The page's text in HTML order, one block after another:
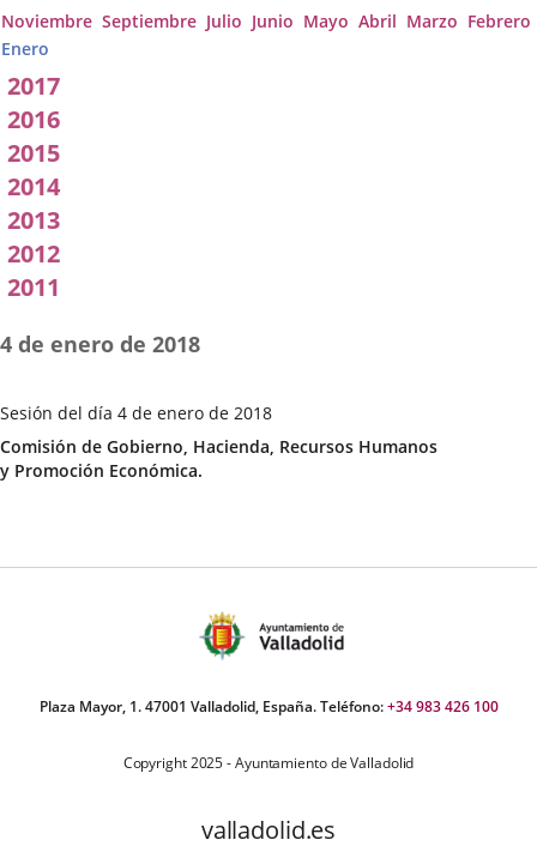
Noviembre Septiembre Julio Junio Mayo Abril Marzo Febrero
Enero
2017
2016
2015
2014
2013
2012
2011
Sesión del día 4 de enero de 2018
Fecha
de
la
4 de enero de 2018
Categoría
Comisión de Gobierno, Hacienda, Recursos Humanos
y Promoción Económica.
Plaza Mayor, 1. 47001 Valladolid, España. Teléfono:+34 983 426 100
Copyright 2025 - Ayuntamiento de Valladolid
valladolid.es